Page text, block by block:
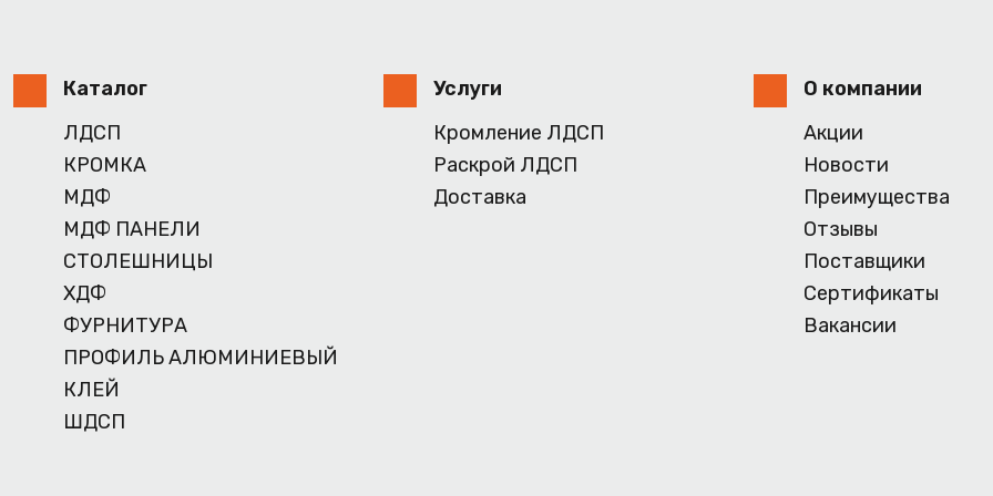
Каталог
ЛДСП
КРОМКА
МДФ
МДФ ПАНЕЛИ
СТОЛЕШНИЦЫ
ХДФ
ФУРНИТУРА
ПРОФИЛЬ АЛЮМИНИЕВЫЙ
КЛЕЙ
ШДСП
Услуги
Кромление ЛДСП
Раскрой ЛДСП
Доставка
О компании
Акции
Новости
Преимущества
Отзывы
Поставщики
Сертификаты
Вакансии